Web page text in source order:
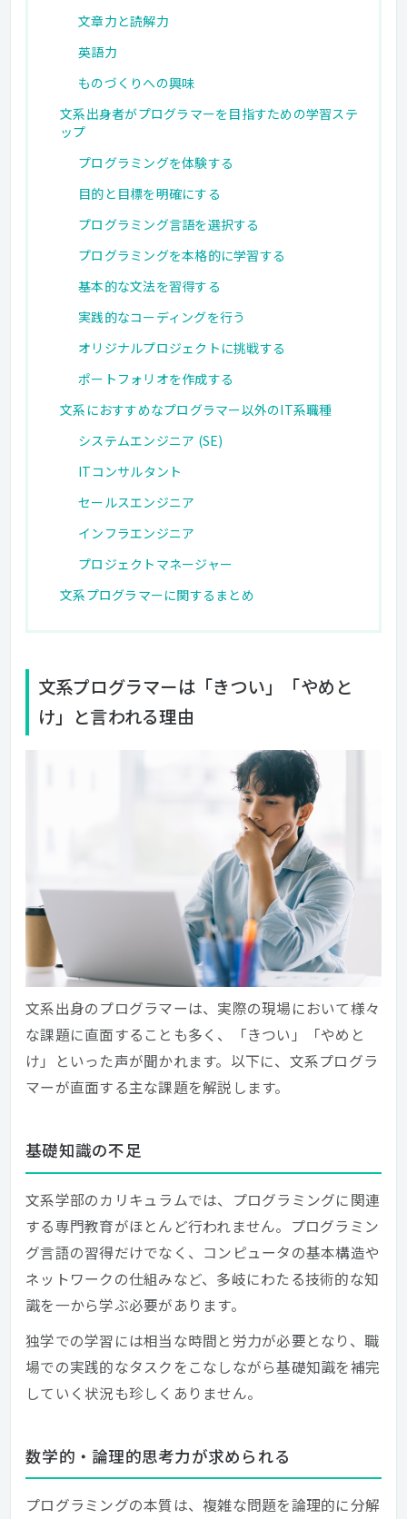
文章力と読解力
英語力
ものづくりへの興味
文系出身者がプログラマーを目指すための学習ステ
ップ
プログラミングを体験する
目的と目標を明確にする
プログラミング言語を選択する
プログラミングを本格的に学習する
基本的な文法を習得する
実践的なコーディングを行う
オリジナルプロジェクトに挑戦する
ポートフォリオを作成する
文系におすすめなプログラマー以外のIT系職種
システムエンジニア (SE)
ITコンサルタント
セールスエンジニア
インフラエンジニア
プロジェクトマネージャー
文系プログラマーに関するまとめ
文系プログラマーは「きつい」「やめと
け」と言われる理由
文系出身のプログラマーは、実際の現場において様々
な課題に直面することも多く、「きつい」「やめと
け」といった声が聞かれます。以下に、文系プログラ
マーが直面する主な課題を解説します。
基礎知識の不足
文系学部のカリキュラムでは、プログラミングに関連
する専門教育がほとんど行われません。プログラミン
グ言語の習得だけでなく、コンピュータの基本構造や
ネットワークの仕組みなど、多岐にわたる技術的な知
識を一から学ぶ必要があります。
独学での学習には相当な時間と労力が必要となり、職
場での実践的なタスクをこなしながら基礎知識を補完
していく状況も珍しくありません。
数学的・論理的思考力が求められる
プログラミングの本質は、複雑な問題を論理的に分解